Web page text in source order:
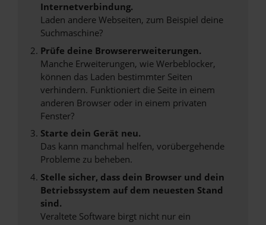
Internetverbindung.
Laden andere Webseiten, zum Beispiel deine
Suchmaschine?
Prüfe deine Browsererweiterungen.
Manche Erweiterungen, wie Werbeblocker,
können das Laden bestimmter Seiten
verhindern. Funktioniert die Seite in einem
anderen Browser oder in einem privaten
Fenster?
Starte dein Gerät neu.
Das kann manchmal helfen, vorübergehende
Probleme zu beheben.
Stelle sicher, dass dein Browser und dein
Betriebssystem auf dem neuesten Stand
sind.
Veraltete Software birgt nicht nur ein